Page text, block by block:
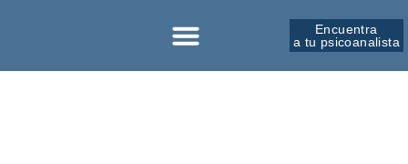
Encuentra
a tu psicoanalista